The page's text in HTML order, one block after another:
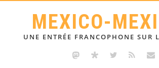
MEXICO-
UNE ENTRÉE FRANCOPHONE SUR